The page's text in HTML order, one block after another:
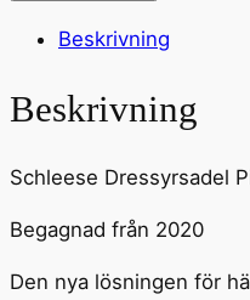
17,5"
Beskrivning
Beskrivning
Schleese Dressyrsadel
Begagnad från 2020
Den nya lösningen för